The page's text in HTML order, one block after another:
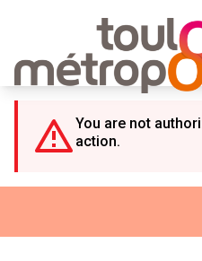
You are not
action.